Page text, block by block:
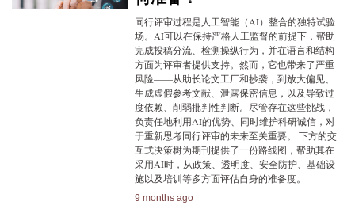
同行评审过程是人工智能（AI）整合的独特试验
场。AI可以在保持严格人工监督的前提下，帮助
完成投稿分流、检测操纵行为，并在语言和结构
方面为评审者提供支持。然而，它也带来了严重
风险——从助长论文工厂和抄袭，到放大偏见、
生成虚假参考文献、泄露保密信息，以及导致过
度依赖、削弱批判性判断。尽管存在这些挑战，
负责任地利用AI的优势、同时维护科研诚信，对
于重新思考同行评审的未来至关重要。 下方的交
互式决策树为期刊提供了一份路线图，帮助其在
采用AI时，从政策、透明度、安全防护、基础设
施以及培训等多方面评估自身的准备度。
9 months ago